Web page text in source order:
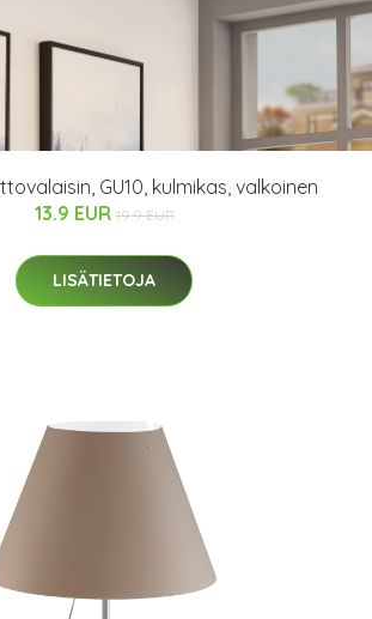
GU10, kulmikas, valkoinen
13.9 EUR 19.9 EUR
LISÄTIETOJA